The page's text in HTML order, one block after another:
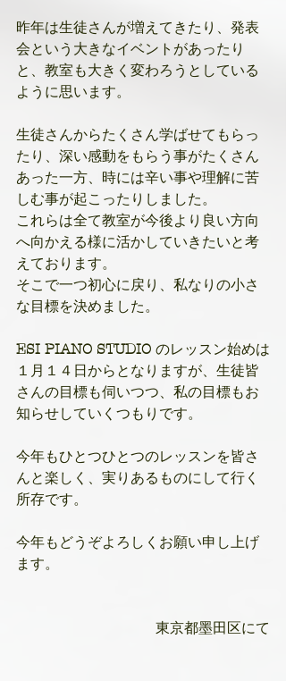
昨年は生徒さんが増えてきたり、発表
会という大きなイベントがあったり
と、教室も大きく変わろうとしている
ように思います。
生徒さんからたくさん学ばせてもらっ
たり、深い感動をもらう事がたくさん
あった一方、時には辛い事や理解に苦
しむ事が起こったりしました。
これらは全て教室が今後より良い方向
へ向かえる様に活かしていきたいと考
えております。
そこで一つ初心に戻り、私なりの小さ
な目標を決めました。
ESI PIANO STUDIO のレッスン始めは
１月１４日からとなりますが、生徒皆
さんの目標も伺いつつ、私の目標もお
知らせしていくつもりです。
今年もひとつひとつのレッスンを皆さ
んと楽しく、実りあるものにして行く
所存です。
今年もどうぞよろしくお願い申し上げ
ます。
東京都墨田区にて